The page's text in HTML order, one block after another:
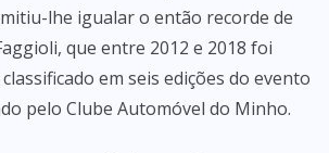
lhe igualar o então recorde de
que entre 2012 e 2018 foi
em seis edições do evento
pelo Clube Automóvel do Minho.